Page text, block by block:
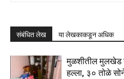
संबंधित लेख या लेखकाकडून अधिक
मुळशीतील मुलखेड
हल्ला, ३० तोळे